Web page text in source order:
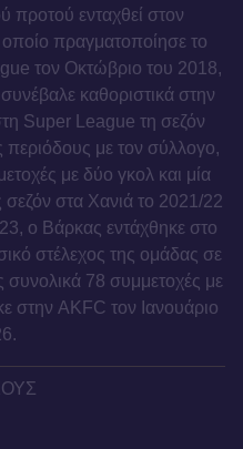
προτού ενταχθεί στον
πραγματοποίησε το
τον Οκτώβριο του 2018,
καθοριστικά στην
Super League τη σεζόν
περιόδους με τον σύλλογο,
με δύο γκολ και μία
στα Χανιά το 2021/22
ο Βάρκας εντάχθηκε στο
στέλεχος της ομάδας σε
συνολικά 78 συμμετοχές με
στην AKFC τον Ιανουάριο